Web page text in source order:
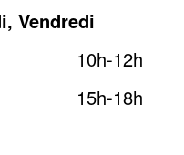
Vendredi
10h-12h
15h-18h